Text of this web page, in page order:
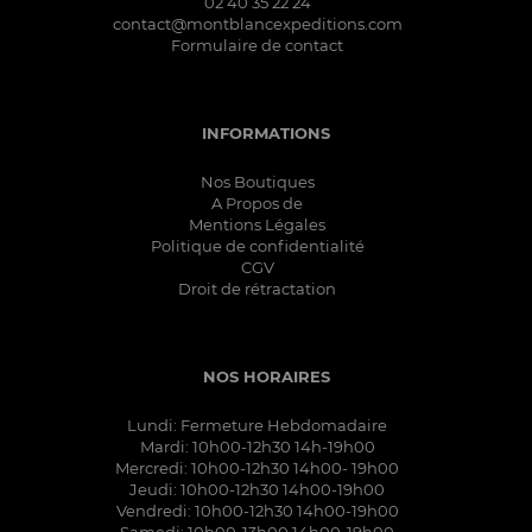
contact@montblancexpeditions.com
Formulaire de contact
INFORMATIONS
Nos Boutiques
A Propos de
Mentions Légales
Politique de confidentialité
CGV
Droit de rétractation
NOS HORAIRES
Lundi: Fermeture Hebdomadaire
Mardi: 10h00-12h30 14h-19h00
Mercredi: 10h00-12h30 14h00- 19h00
Jeudi: 10h00-12h30 14h00-19h00
Vendredi: 10h00-12h30 14h00-19h00